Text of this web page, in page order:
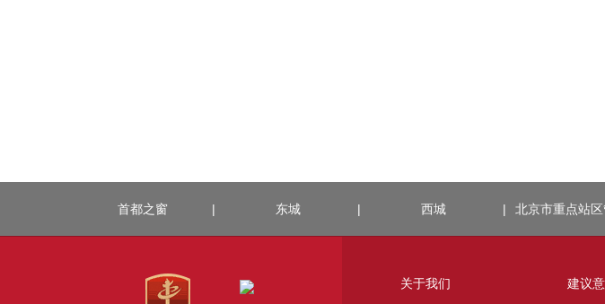
首都之窗 | 东城 | 西城 | 北京市重点站
关于我们 建议